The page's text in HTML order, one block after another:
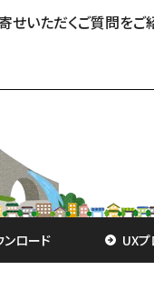
せいただくご質問をご
ロード UXプ